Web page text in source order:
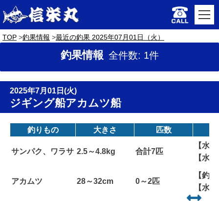
TOP 釣果情報 最近の釣果 2025年07月01日（火）
釣果情報 全件数: 1件
2025年7月01日(火)
ジギング船アカムツ船
釣りもの 大きさ 匹数
サンパク、ワラサ 2.5～4.8kg 合計7匹
【水
【水
アカムツ 28～32cm 0～2匹
【釣
【水